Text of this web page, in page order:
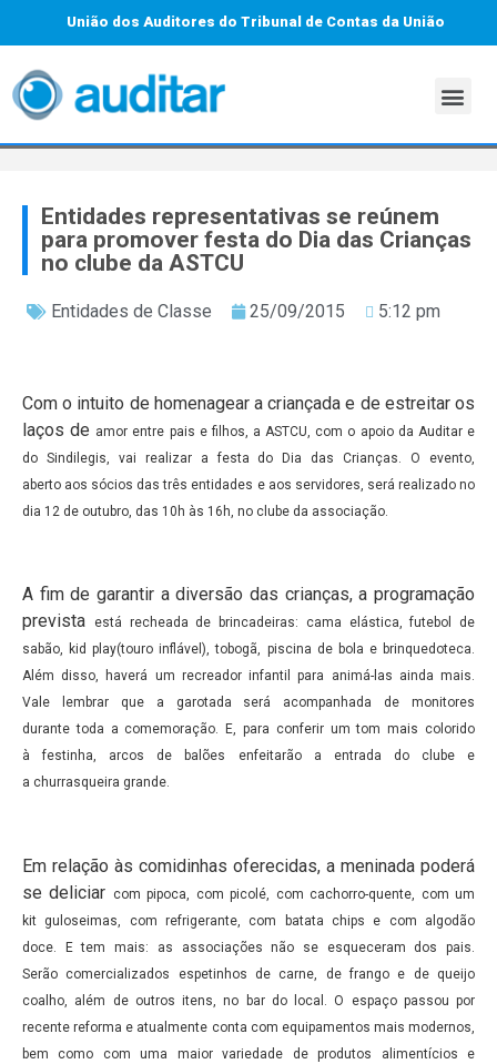
União dos Auditores do Tribunal de Contas da União
Entidades representativas se reúnem
para promover festa do Dia das Crianças
no clube da ASTCU
Entidades de Classe 25/09/2015 5:12 pm
Com o intuito de homenagear a criançada e de estreitar os
laços de amor entre pais e filhos, a ASTCU, com o apoio da Auditar e
do Sindilegis, vai realizar a festa do Dia das Crianças. O evento,
aberto aos sócios das três entidades e aos servidores, será realizado no
dia 12 de outubro, das 10h às 16h, no clube da associação.
A fim de garantir a diversão das crianças, a programação
prevista
está recheada de brincadeiras: cama elástica, futebol de
sabão, kidplay(touro inflável), tobogã, piscina de bola e brinquedoteca.
Além disso, haverá um recreador infantil para animá-las ainda mais.
Vale
lembrar que a garotada será acompanhada de monitores
durantetoda a comemoração. E, para conferir um tom mais colorido
àfestinha, arcos de balões enfeitarão a entrada do clube e
a churrasqueira grande.
Em relação às comidinhas oferecidas, a meninada poderá
se deliciar com pipoca, com picolé, com cachorro-quente, com um
kit guloseimas, com refrigerante, com batata chips e com algodão
doce.
E tem mais: as associações não se esqueceram dos pais.
Serão comercializados espetinhos de carne, de frango e de queijo
coalho, além de outros itens, no bar do local. O espaço passou por
recentereforma e atualmente conta com equipamentos mais modernos,
bem como com uma maior variedade de produtos alimentícios e